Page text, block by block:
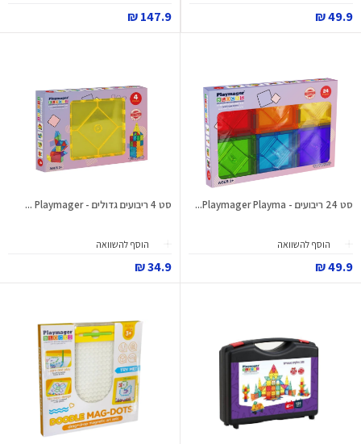
49.9 ₪
147.9 ₪
סט 24 ריבועים - Playmager Playma...
הוסף להשוואה
49.9 ₪
סט 4 ריבועים גדולים - Playmager ...
הוסף להשוואה
34.9 ₪